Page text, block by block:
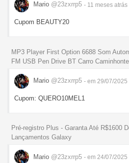
Mario @23zxrrp5 - 11 meses atrás
Cupom BEAUTY20
MP3 Player First Option 6688 Som
FM USB Pen Drive BT Carro
Mario @23zxrrp5 - em 29/07/2025
Cupom: QUERO10MEL1
Pré-registro Plus - Garanta Até R$1600
Lançamentos Galaxy
Mario @23zxrrp5 - em 24/07/2025